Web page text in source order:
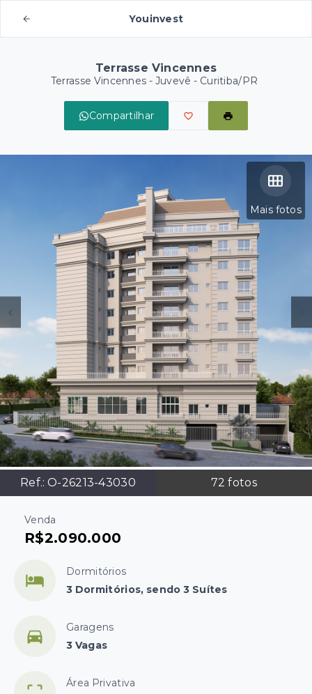
Youinvest
Terrasse Vincennes
Terrasse Vincennes - Juvevê - Curitiba/PR
Compartilhar
Mais fotos
Ref.:O-26213-43030 72 fotos
Venda
R$2.090.000
Dormitórios
3 Dormitórios, sendo 3 Suítes
Garagens
3 Vagas
Área Privativa